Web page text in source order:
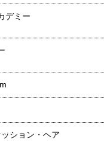
デミー
ション・ヘア